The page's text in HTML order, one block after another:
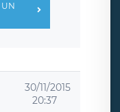
UN
30/11/2015
20:37